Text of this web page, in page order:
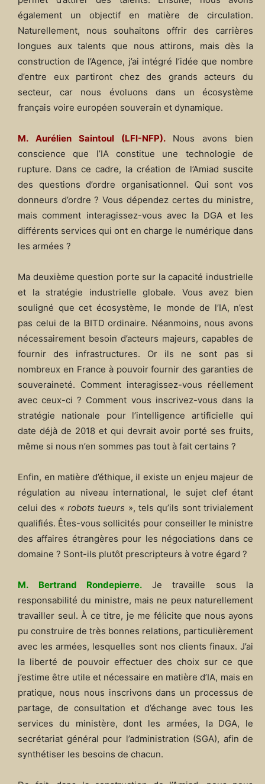
également un objectif en matière de circulation.
Naturellement, nous souhaitons offrir des carrières
longues aux talents que nous attirons, mais dès la
construction de l’Agence, j’ai intégré l’idée que nombre
d’entre eux partiront chez des grands acteurs du
secteur, car nous évoluons dans un écosystème
français voire européen souverain et dynamique.
M. Aurélien Saintoul (LFI-NFP). Nous avons bien
conscience que l’IA constitue une technologie de
rupture. Dans ce cadre, la création de l’Amiad suscite
des questions d’ordre organisationnel. Qui sont vos
donneurs d’ordre ? Vous dépendez certes du ministre,
mais comment interagissez-vous avec la DGA et les
différents services qui ont en charge le numérique dans
les armées ?
Ma deuxième question porte sur la capacité industrielle
et la stratégie industrielle globale. Vous avez bien
souligné que cet écosystème, le monde de l’IA, n’est
pas celui de la BITD ordinaire. Néanmoins, nous avons
nécessairement besoin d’acteurs majeurs, capables de
fournir des infrastructures. Or ils ne sont pas si
nombreux en France à pouvoir fournir des garanties de
souveraineté. Comment interagissez-vous réellement
avec ceux-ci ? Comment vous inscrivez-vous dans la
stratégie nationale pour l’intelligence artificielle qui
date déjà de 2018 et qui devrait avoir porté ses fruits,
même si nous n’en sommes pas tout à fait certains ?
Enfin, en matière d’éthique, il existe un enjeu majeur de
régulation au niveau international, le sujet clef étant
celui des « robots tueurs », tels qu’ils sont trivialement
qualifiés. Êtes-vous sollicités pour conseiller le ministre
des affaires étrangères pour les négociations dans ce
domaine ? Sont-ils plutôt prescripteurs à votre égard ?
M. Bertrand Rondepierre. Je travaille sous la
responsabilité du ministre, mais ne peux naturellement
travailler seul. À ce titre, je me félicite que nous ayons
pu construire de très bonnes relations, particulièrement
avec les armées, lesquelles sont nos clients finaux. J’ai
la liberté de pouvoir effectuer des choix sur ce que
j’estime être utile et nécessaire en matière d’IA, mais en
pratique, nous nous inscrivons dans un processus de
partage, de consultation et d’échange avec tous les
services du ministère, dont les armées, la DGA, le
secrétariat général pour l’administration (SGA), afin de
synthétiser les besoins de chacun.